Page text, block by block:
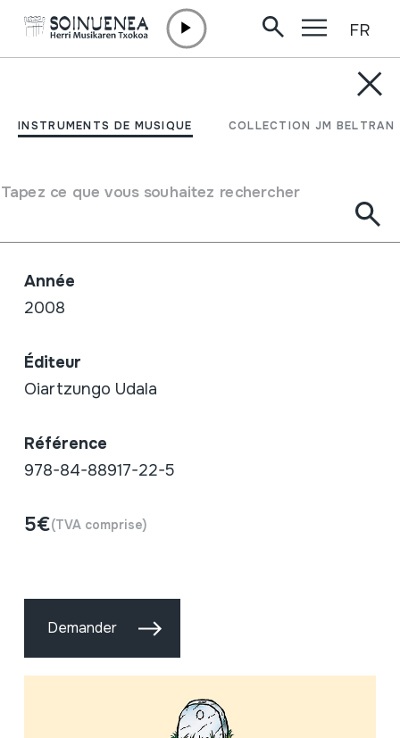
INSTRUMENTS DE MUSIQUE COLLECTION JM BELTRAN
Tapez ce que vous souhaitez rechercher
FR
HERRI MUSIKAREN
Auteur / Interpréte
Année
2008
Éditeur
Oiartzungo Udala
Référence
978-84-88917-22-5
5€(TVA comprise)
Demander